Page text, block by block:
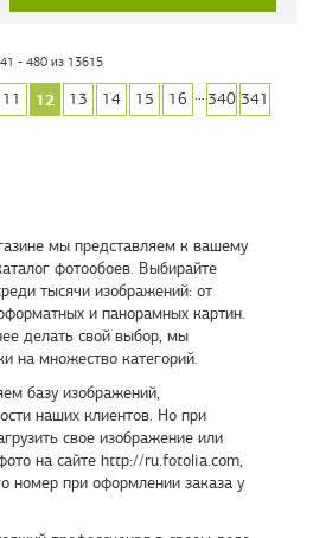
- 480 из 13615
11 12 13 14 15 16 ...340 341
мы представляем к вашему
фотообоев. Выбирайте
тысячи изображений: от
и панорамных картин.
делать свой выбор, мы
на множество категорий.
базу изображений,
наших клиентов. Но при
свое изображение или
на сайте http://ru.fotolia.com,
номер при оформлении заказа у